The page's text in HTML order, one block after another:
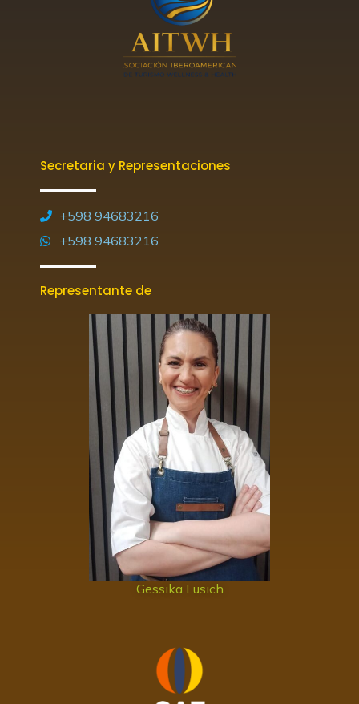
Secretaria y Representaciones
+598 94683216
+598 94683216
Representante de
Gessika Lusich